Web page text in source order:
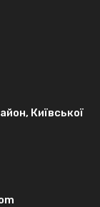
Київської